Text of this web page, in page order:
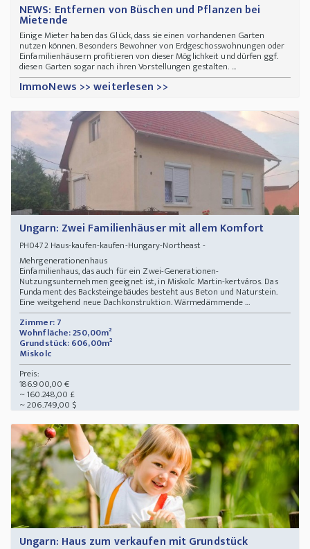
NEWS: Entfernen von Büschen und Pflanzen bei
Mietende
Einige Mieter haben das Glück, dass sie einen vorhandenen Garten
nutzen können. Besonders Bewohner von Erdgeschosswohnungen oder
Einfamilienhäusern profitieren von dieser Möglichkeit und dürfen ggf.
diesen Garten sogar nach ihren Vorstellungen gestalten. ...
ImmoNews >> weiterlesen >>
Ungarn: Zwei Familienhäuser mit allem Komfort
PH0472Haus-kaufen-kaufen-Hungary-Northeast -
Mehrgenerationenhaus
Einfamilienhaus, das auch für ein Zwei-Generationen-
Nutzungsunternehmen geeignet ist, in Miskolc Martin-kertváros. Das
Fundament des Backsteingebäudes besteht aus Beton und Naturstein.
Eine weitgehend neue Dachkonstruktion. Wärmedämmende ...
Zimmer: 7
Wohnfläche: 250,00m²
Grundstück: 606,00m²
Miskolc
Preis:
186.900,00 €
~ 160.248,00 £
~ 206.749,00 $
Ungarn: Haus zum verkaufen mit Grundstück